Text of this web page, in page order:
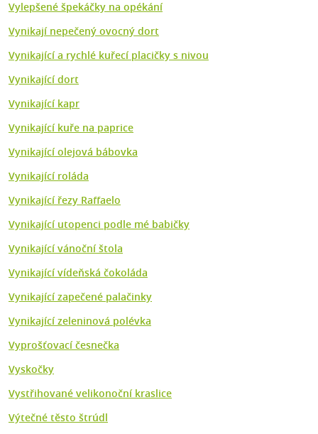
Vylepšené špekáčky na opékání
Vynikají nepečený ovocný dort
Vynikající a rychlé kuřecí placičky s nivou
Vynikající dort
Vynikající kapr
Vynikající kuře na paprice
Vynikající olejová bábovka
Vynikající roláda
Vynikající řezy Raffaelo
Vynikající utopenci podle mé babičky
Vynikající vánoční štola
Vynikající vídeňská čokoláda
Vynikající zapečené palačinky
Vynikající zeleninová polévka
Vyprošťovací česnečka
Vyskočky
Vystřihované velikonoční kraslice
Výtečné těsto štrúdl